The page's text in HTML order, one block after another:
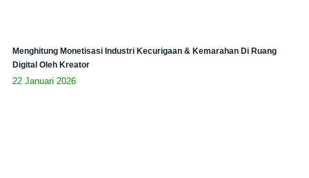
Menghitung Monetisasi Industri Kecurigaan & Kemarahan Di Ruang
Digital Oleh Kreator
22 Januari 2026